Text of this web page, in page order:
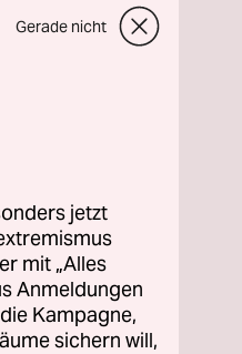
Gerade nicht
jetzt
mit „Alles
Anmeldungen
Kampagne,
sichern will,